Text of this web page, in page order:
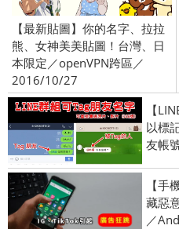
【最新貼圖】你的名字、拉拉
熊、女神美美貼圖！台灣、日
本限定／openVPN跨區／
2016/10/27
【
以標
友帳
【手
藏惡
／